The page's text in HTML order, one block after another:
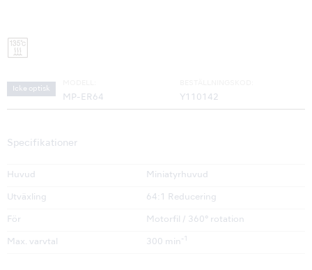
Icke optisk
MP-ER64 Y110142
Specifikationer
Huvud Miniatyrhuvud
Utväxling 64:1 Reducering
För Motorfil / 360° rotation
Max. varvtal 300 min -1